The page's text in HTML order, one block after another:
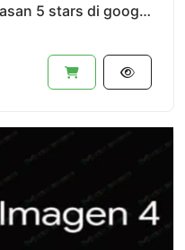
Jual jual jasa 100 review/ulasan 5 stars di google play store